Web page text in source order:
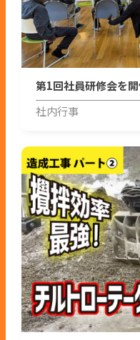
第1回社員研修会を
社内行事